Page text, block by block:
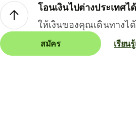
โอนเงินไปต่างประเทศ
ให้เงินของคุณเดินทางไ
สมัคร เรียน